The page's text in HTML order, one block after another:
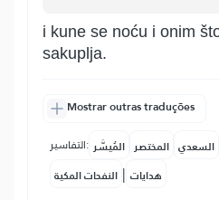
i kune se noću i onim
sakuplja.
Mostrar outras traduções
التفاسير: المُيسَّر المختصر السعدي
النفحات المكية | هدايات